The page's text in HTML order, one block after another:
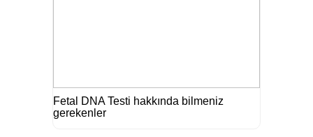
Fetal DNA Testi hakkında bilmeniz
gerekenler